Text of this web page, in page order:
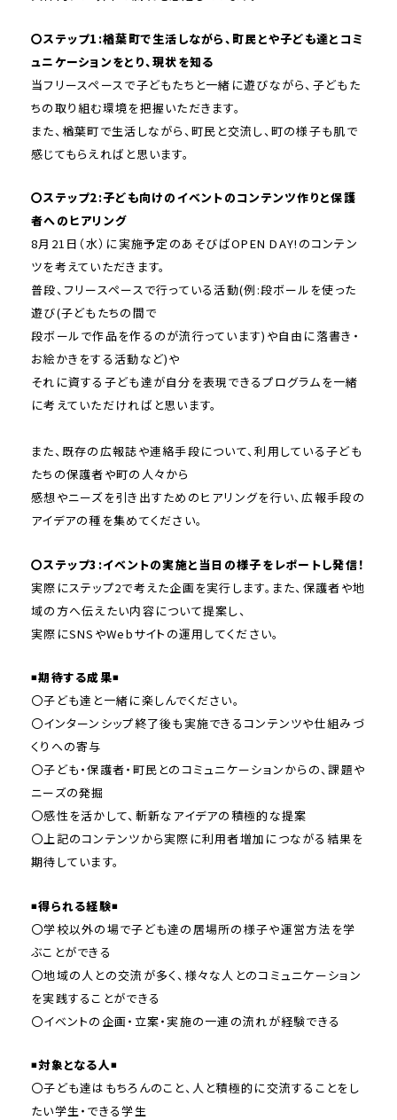
〇ステップ1:楢葉町で生活しながら、町民とや子ども達とコミ
ュニケーションをとり、現状を知る
当フリースペースで子どもたちと一緒に遊びながら、子どもた
ちの取り組む環境を把握いただきます。
また、楢葉町で生活しながら、町民と交流し、町の様子も肌で
感じてもらえればと思います。
〇ステップ2:子ども向けのイベントのコンテンツ作りと保護
者へのヒアリング
8月21日（水）に実施予定のあそびばOPEN DAY!のコンテン
ツを考えていただきます。
普段、フリースペースで行っている活動(例:段ボールを使った
遊び(子どもたちの間で
段ボールで作品を作るのが流行っています)や自由に落書き・
お絵かきをする活動など)や
それに資する子ども達が自分を表現できるプログラムを一緒
に考えていただければと思います。
また、既存の広報誌や連絡手段について、利用している子ども
たちの保護者や町の人々から
感想やニーズを引き出すためのヒアリングを行い、広報手段の
アイデアの種を集めてください。
〇ステップ3:イベントの実施と当日の様子をレポートし発信！
実際にステップ2で考えた企画を実行します。また、保護者や地
域の方へ伝えたい内容について提案し、
実際にSNSやWebサイトの運用してください。
◾️期待する成果◾️
〇子ども達と一緒に楽しんでください。
〇インターンシップ終了後も実施できるコンテンツや仕組みづ
くりへの寄与
〇子ども・保護者・町民とのコミュニケーションからの、課題や
ニーズの発掘
〇感性を活かして、斬新なアイデアの積極的な提案
〇上記のコンテンツから実際に利用者増加につながる結果を
期待しています。
◾️得られる経験◾️
〇学校以外の場で子ども達の居場所の様子や運営方法を学
ぶことができる
〇地域の人との交流が多く、様々な人とのコミュニケーション
を実践することができる
〇イベントの企画・立案・実施の一連の流れが経験できる
◾️対象となる人◾️
〇子ども達はもちろんのこと、人と積極的に交流することをし
たい学生・できる学生